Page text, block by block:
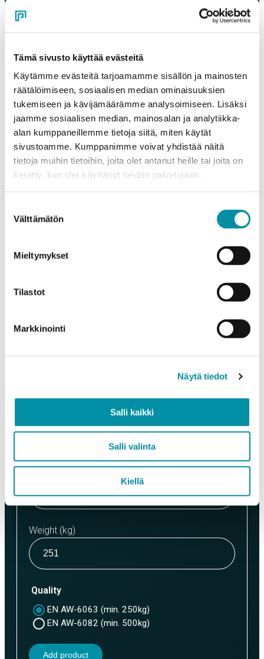
Tämä sivusto käyttää evästeitä
Käytämme evästeitä tarjoamamme sisällön ja mainosten
räätälöimiseen, sosiaalisen median ominaisuuksien
tukemiseen ja kävijämäärämme analysoimiseen. Lisäksi
jaamme sosiaalisen median, mainosalan ja analytiikka-
alan kumppaneillemme tietoja siitä, miten käytät
sivustoamme. Kumppanimme voivat yhdistää näitä
tietoja muihin tietoihin, joita olet antanut heille tai joita on
kerätty, kun olet käyttänyt heidän palvelujaan.
valinta
Välttämätön
Mieltymykset
Tilastot
Markkinointi
Näytä tiedot
Salli kaikki
Salli valinta
Kiellä
Pyydä tarjous!
Täytä oheinen lomake ja pyydä rohkeasti tarjous.
Olemme sinuun yhteydessä mahdollisimman pian!
Company*
Contact person*
Email*
Products
Select a product and enter the order quantity in meters. Please
weight.
Määrä (kpl)
Weight (kg)
Quality
EN AW-6063 (min. 250kg)
EN AW-6082 (min. 500kg)
Add product